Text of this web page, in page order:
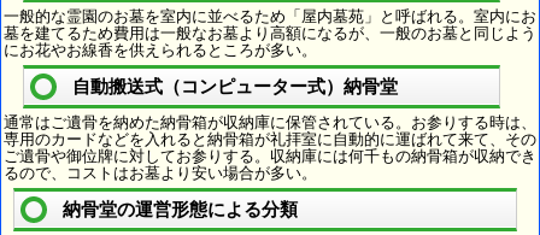
一般的な霊園のお墓を室内に並べるため「屋内墓苑」と呼ばれる。室内にお
墓を建てるため費用は一般なお墓より高額になるが、一般のお墓と同じよう
にお花やお線香を供えられるところが多い。
自動搬送式（コンピューター式）納骨堂
通常はご遺骨を納めた納骨箱が収納庫に保管されている。お参りする時は、
専用のカードなどを入れると納骨箱が礼拝室に自動的に運ばれて来て、その
ご遺骨や御位牌に対してお参りする。収納庫には何千もの納骨箱が収納でき
るので、コストはお墓より安い場合が多い。
納骨堂の運営形態による分類